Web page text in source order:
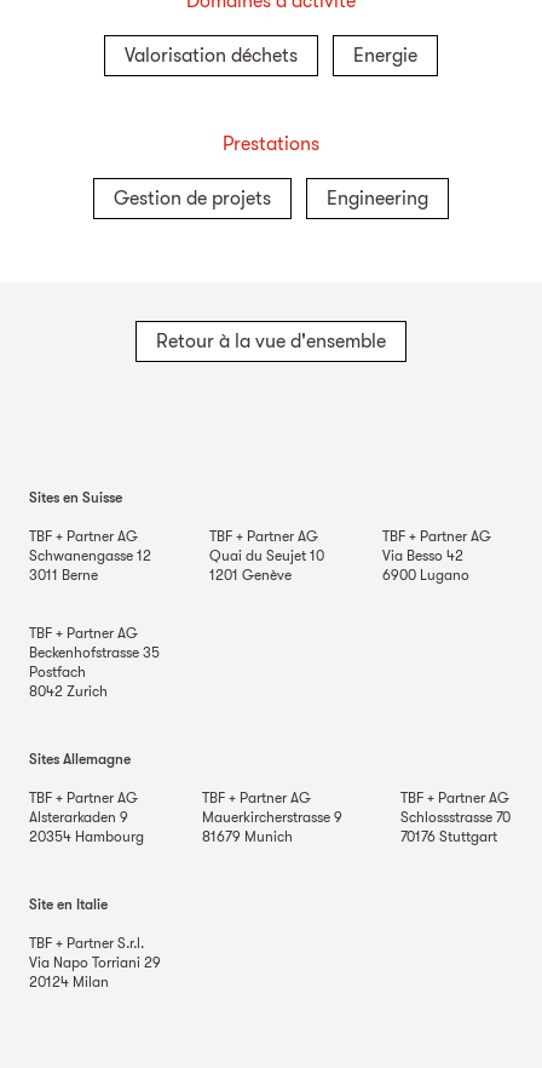
Valorisation déchets Energie
Prestations
Gestion de projets Engineering
Retour à la vue d'ensemble
Sites en Suisse
TBF + Partner AG
Schwanengasse 12
3011 Berne
TBF + Partner AG
Quai du Seujet 10
1201 Genève
TBF + Partner AG
Via Besso 42
6900 Lugano
TBF + Partner AG
Beckenhofstrasse 35
Postfach
8042 Zurich
Sites Allemagne
TBF + Partner AG
Alsterarkaden 9
20354 Hambourg
TBF + Partner AG
Mauerkircherstrasse 9
81679 Munich
TBF + Partner AG
Schlossstrasse 70
70176 Stuttgart
Site en Italie
TBF + Partner S.r.l.
Via Napo Torriani 29
20124 Milan